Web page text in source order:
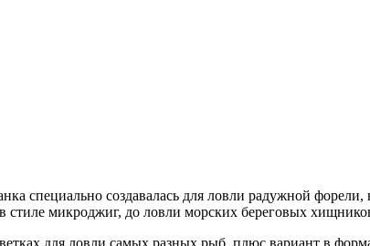
специально создавалась для ловли радужной форели,
стиле микроджиг, до ловли морских береговых
для ловли самых разных рыб, плюс вариант в